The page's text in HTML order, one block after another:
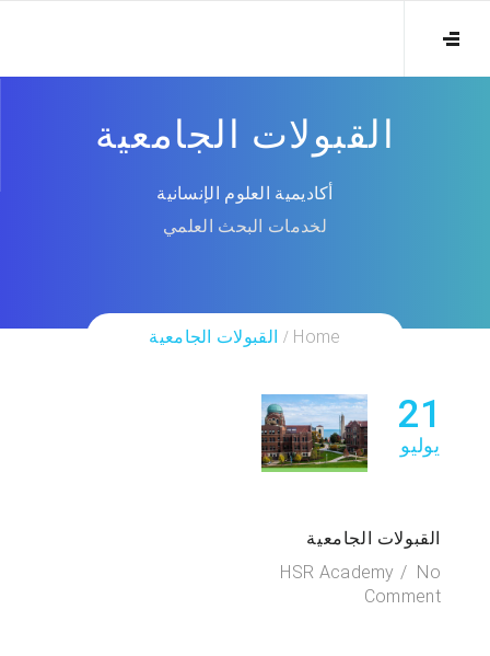
القبولات الجامعية
أكاديمية العلوم الإنسانية
لخدمات البحث العلمي
Home القبولات الجامعية
21
يوليو
القبولات الجامعية
HSR Academy
No
Comment